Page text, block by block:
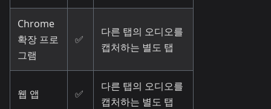
Chrome
확장 프로
그램
✅
다른 탭의 오디오를
캡처하는 별도 탭
웹 앱 ✅
다른 탭의 오디오를
캡처하는 별도 탭